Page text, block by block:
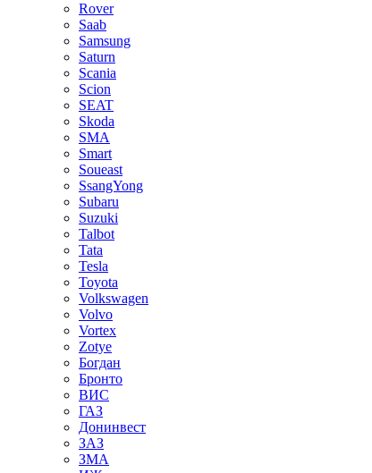
Rover
Saab
Samsung
Saturn
Scania
Scion
SEAT
Skoda
SMA
Smart
Soueast
SsangYong
Subaru
Suzuki
Talbot
Tata
Tesla
Toyota
Volkswagen
Volvo
Vortex
Zotye
Богдан
Бронто
ВИС
ГАЗ
Донинвест
ЗАЗ
ЗМА